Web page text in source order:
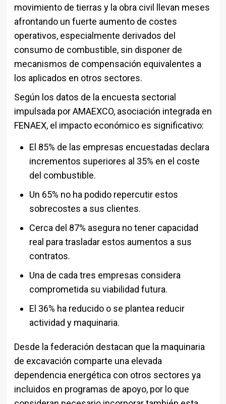
movimiento de tierras y la obra civil llevan meses
afrontando un fuerte aumento de costes
operativos, especialmente derivados del
consumo de combustible, sin disponer de
mecanismos de compensación equivalentes a
los aplicados en otros sectores.
Según los datos de la encuesta sectorial
impulsada por AMAEXCO, asociación integrada en
FENAEX, el impacto económico es significativo:
El 85% de las empresas encuestadas declara
incrementos superiores al 35% en el coste
del combustible.
Un 65% no ha podido repercutir estos
sobrecostes a sus clientes.
Cerca del 87% asegura no tener capacidad
real para trasladar estos aumentos a sus
contratos.
Una de cada tres empresas considera
comprometida su viabilidad futura.
El 36% ha reducido o se plantea reducir
actividad y maquinaria.
Desde la federación destacan que la maquinaria
de excavación comparte una elevada
dependencia energética con otros sectores ya
incluidos en programas de apoyo, por lo que